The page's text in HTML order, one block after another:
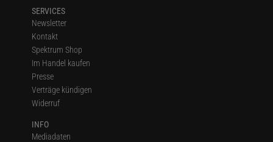
SERVICES
Newsletter
Kontakt
Spektrum Shop
Im Handel kaufen
Presse
Verträge kündigen
Widerruf
INFO
Mediadaten